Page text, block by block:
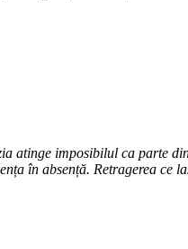
atinge imposibilul ca parte
în absență. Retragerea ce